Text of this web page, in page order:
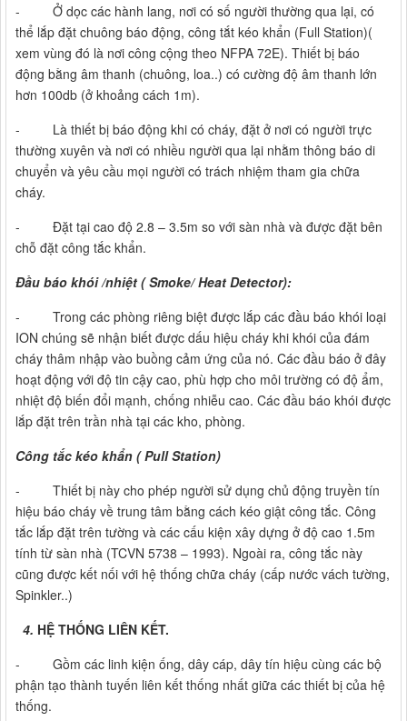
- Ở dọc các hành lang, nơi có số người thường qua lại, có
thể lắp đặt chuông báo động, công tắt kéo khẩn (Full Station)(
xem vùng đó là nơi công cộng theo NFPA 72E). Thiết bị báo
động bằng âm thanh (chuông, loa..) có cường độ âm thanh lớn
hơn 100db (ở khoảng cách 1m).
- Là thiết bị báo động khi có cháy, đặt ở nơi có người trực
thường xuyên và nơi có nhiều người qua lại nhằm thông báo di
chuyển và yêu cầu mọi người có trách nhiệm tham gia chữa
cháy.
- Đặt tại cao độ 2.8 – 3.5m so với sàn nhà và được đặt bên
chỗ đặt công tắc khẩn.
Đầu báo khói /nhiệt ( Smoke/ Heat Detector):
- Trong các phòng riêng biệt được lắp các đầu báo khói loại
ION chúng sẽ nhận biết được dấu hiệu cháy khi khói của đám
cháy thâm nhập vào buồng cảm ứng của nó. Các đầu báo ở đây
hoạt động với độ tin cậy cao, phù hợp cho môi trường có độ ẩm,
nhiệt độ biến đổi mạnh, chống nhiễu cao. Các đầu báo khói được
lắp đặt trên trần nhà tại các kho, phòng.
Công tắc kéo khẩn ( Pull Station)
- Thiết bị này cho phép người sử dụng chủ động truyền tín
hiệu báo cháy về trung tâm bằng cách kéo giật công tắc. Công
tắc lắp đặt trên tường và các cấu kiện xây dựng ở độ cao 1.5m
tính từ sàn nhà (TCVN 5738 – 1993). Ngoài ra, công tắc này
cũng được kết nối với hệ thống chữa cháy (cấp nước vách tường,
Spinkler..)
4. HỆ THỐNG LIÊN KẾT.
- Gồm các linh kiện ống, dây cáp, dây tín hiệu cùng các bộ
phận tạo thành tuyến liên kết thống nhất giữa các thiết bị của hệ
thống.